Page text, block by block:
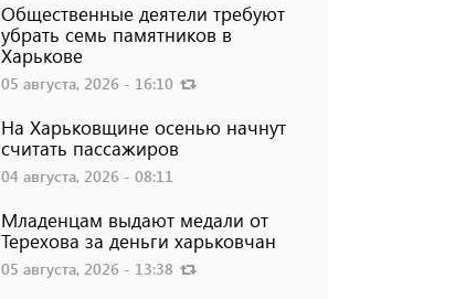
Общественные деятели требуют
убрать семь памятников в
Харькове
05 августа, 2026 - 16:10
На Харьковщине осенью начнут
считать пассажиров
04 августа, 2026 - 08:11
Младенцам выдают медали от
Терехова за деньги харьковчан
05 августа, 2026 - 13:38